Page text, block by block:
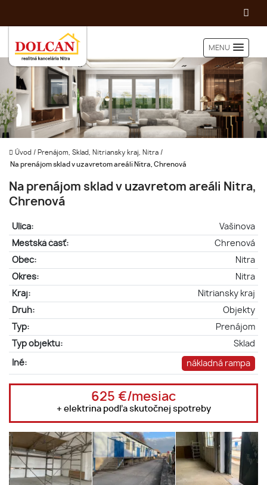
MENU
Úvod / Prenájom, Sklad, Nitriansky kraj, Nitra /
Na prenájom sklad v uzavretom areáli Nitra, Chrenová
Na prenájom sklad v uzavretom areáli Nitra,
Chrenová
Ulica:
Vašinova
Mestská časť:
Chrenová
Obec:
Nitra
Okres:
Nitra
Kraj:
Nitriansky kraj
Druh:
Objekty
Typ:
Prenájom
Typ objektu:
Sklad
Iné: nákladná rampa
625 €/mesiac
+ elektrina podľa skutočnej spotreby